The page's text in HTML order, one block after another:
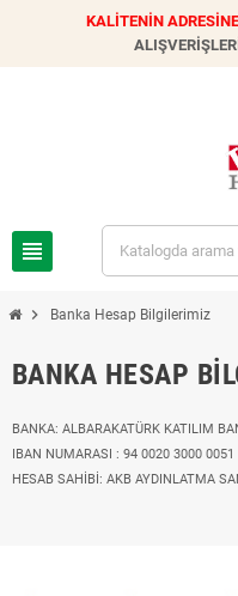
KALİTENİN
view_headline
chevron_right Banka Hesap Bilgilerimiz
BANKA HESAP
BANKA: ALBARAKATÜRK KATILIM
IBAN NUMARASI : 94 0020 3000
HESAB SAHİBİ: AKB AYDINLATMA